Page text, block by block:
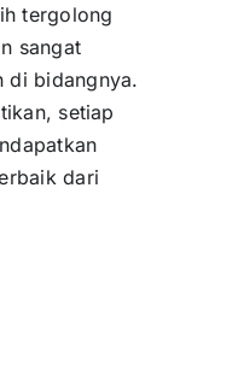
tergolong
sangat
di bidangnya.
setiap
dari